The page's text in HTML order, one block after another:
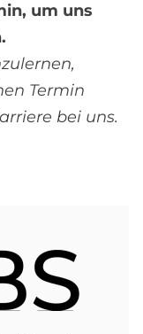
um uns
Termin
bei uns.